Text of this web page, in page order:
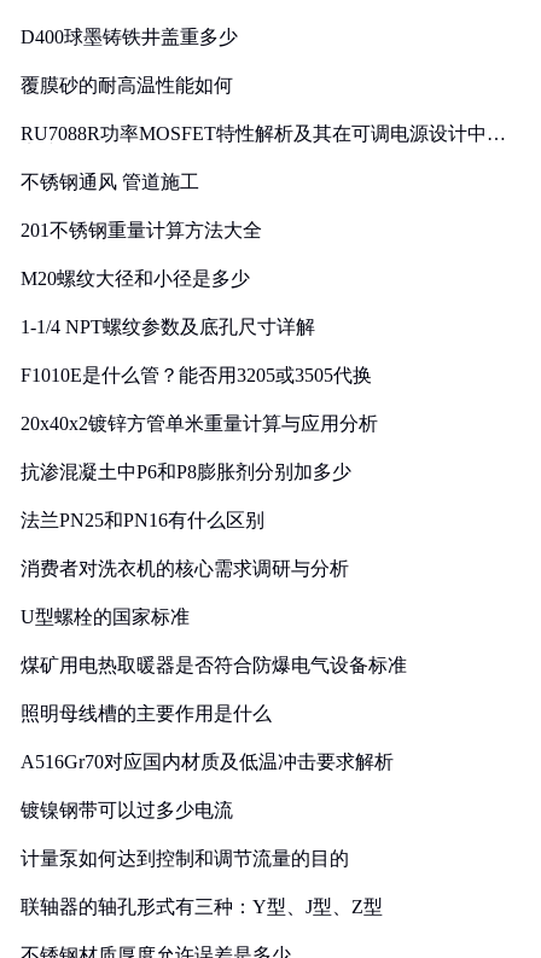
D400球墨铸铁井盖重多少
覆膜砂的耐高温性能如何
RU7088R功率MOSFET特性解析及其在可调电源设计中的
不锈钢通风 管道施工
201不锈钢重量计算方法大全
M20螺纹大径和小径是多少
1-1/4 NPT螺纹参数及底孔尺寸详解
F1010E是什么管？能否用3205或3505代换
20x40x2镀锌方管单米重量计算与应用分析
抗渗混凝土中P6和P8膨胀剂分别加多少
法兰PN25和PN16有什么区别
消费者对洗衣机的核心需求调研与分析
U型螺栓的国家标准
煤矿用电热取暖器是否符合防爆电气设备标准
照明母线槽的主要作用是什么
A516Gr70对应国内材质及低温冲击要求解析
镀镍钢带可以过多少电流
计量泵如何达到控制和调节流量的目的
联轴器的轴孔形式有三种：Y型、J型、Z型